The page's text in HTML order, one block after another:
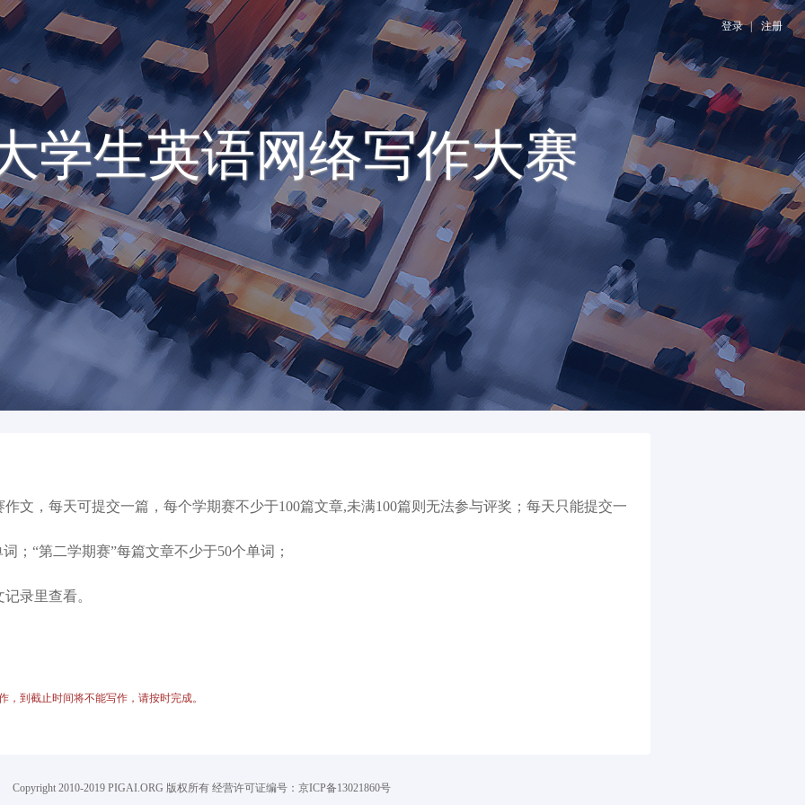
学生英语网络写作大赛
登录 | 注册
文，每天可提交一篇，每个学期赛不少于100篇文章,未满100篇则无法参与评奖；每天只能提交一
；“第二学期赛”每篇文章不少于50个单词；
录里查看。
到截止时间将不能写作，请按时完成。
Copyright 2010-2019 PIGAI.ORG 版权所有 经营许可证编号：京ICP备13021860号